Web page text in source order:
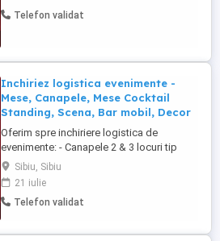
Garderoba mica LATIME: 100 cm
oferim ...
Telefon validat
Inchiriez logistica evenimente -
Mese, Canapele, Mese Cocktail
Standing, Scena, Bar mobil, Decor
Oferim spre inchiriere logistica de
evenimente: - Canapele 2 & 3 locuri tip
Lounge - Mese cafea - Mese Standing
Cocktail - Bar Mobil - 2 modele (8 statii
total) - Garderoba (528 pozitii) - Umbrele -
Ustensile Bar - Cutii termoizolante - Placi
scena - Lumini ambientale ...
Sibiu, Sibiu
21 iulie
Telefon validat